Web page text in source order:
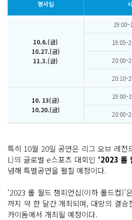
행사일
10.6.(금)
10.27.(금)
11.3.(금)
10. 13(금)
10.20.(금)
특히 10월 20일 공연은 리그 오브 레
L)의 글로벌 e스포츠 대회인 ‘2023 롤
념해 특별공연을 펼칠 예정이다.
‘2023 롤 월드 챔피언십(이하 롤드컵)’
까지 약 한 달간 개최되며, 대망의 결
카이돔에서 개최될 예정이다.